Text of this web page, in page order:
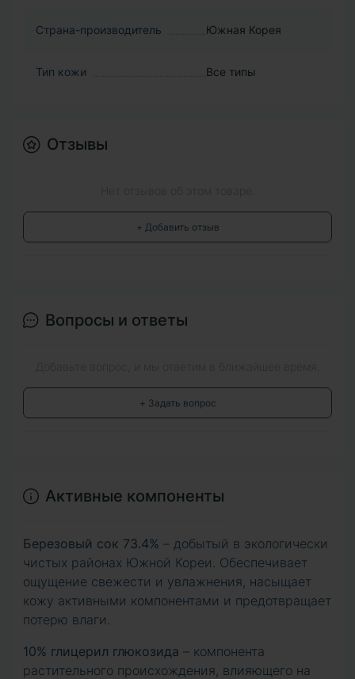
Страна-производитель Южная Корея
Тип кожи Все типы
Отзывы
+ Добавить отзыв
Вопросы и ответы
+ Задать вопрос
Активные компоненты
Березовый сок 73.4% – добытый в экологически
чистых районах Южной Кореи. Обеспечивает
ощущение свежести и увлажнения, насыщает
кожу активными компонентами и предотвращает
потерю влаги.
10% глицерил глюкозида – компонента
растительного происхождения, влияющего на